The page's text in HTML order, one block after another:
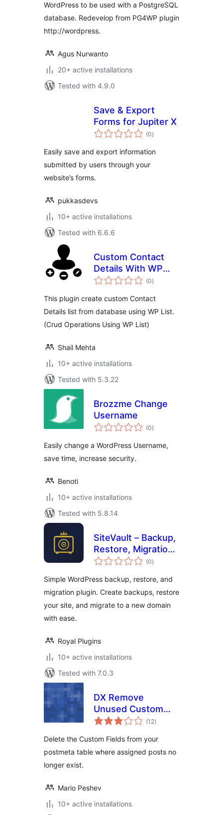
WordPress to be used with a PostgreSQL
database. Redevelop from PG4WP plugin
http://wordpress.
Agus Nurwanto
20+ active installations
Tested with 4.9.0
Save & Export
Forms for Jupiter X
(0total
ratings
)
Easily save and export information
submitted by users through your
website’s forms.
pukkasdevs
10+ active installations
Tested with 6.6.6
Custom Contact
Details With WP
List
(0total
ratings
)
This plugin create custom Contact
Details list from database using WP List.
(Crud Operations Using WP List)
Shail Mehta
10+ active installations
Tested with 5.3.22
Brozzme Change
Username
(0total
ratings
)
Easily change a WordPress Username,
save time, increase security.
Benoti
10+ active installations
Tested with 5.8.14
SiteVault – Backup,
Restore, Migration
& Cloning
(0total
ratings
)
Simple WordPress backup, restore, and
migration plugin. Create backups, restore
your site, and migrate to a new domain
with ease.
Royal Plugins
10+ active installations
Tested with 7.0.3
DX Remove
Unused Custom
Fields
(12total
ratings
)
Delete the Custom Fields from your
postmeta table where assigned posts no
longer exist.
Mario Peshev
10+ active installations